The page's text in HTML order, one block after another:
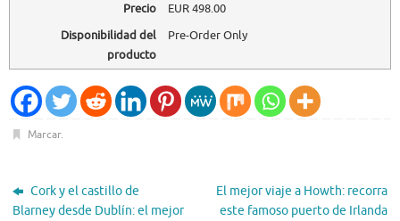
Precio
EUR498.00
Disponibilidad del
producto
Pre-Order Only
Marcar.
Cork y el castillo de
Blarney desde Dublín: el mejor
El mejor viaje a Howth: recorra
este famoso puerto de Irlanda